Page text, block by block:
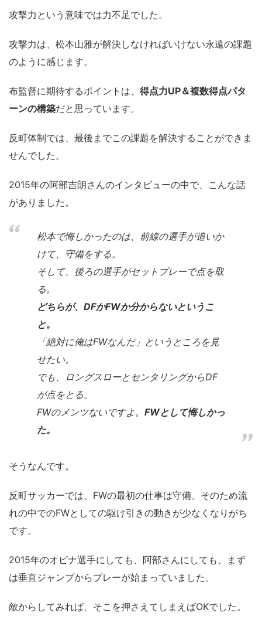
攻撃力という意味では力不足でした。
攻撃力は、松本山雅が解決しなければいけない永遠の課題
のように感じます。
布監督に期待するポイントは、 得点力UP＆複数得点パタ
ーンの構築だと思っています。
反町体制では、最後までこの課題を解決することができま
せんでした。
2015年の阿部吉朗さんのインタビューの中で、こんな話
がありました。
松本で悔しかったのは、前線の選手が追いか
けて、守備をする。
そして、後ろの選手がセットプレーで点を取
る。
どちらが、DFかFWか分からないというこ
と。
「絶対に俺はFWなんだ」というところを見
せたい。
でも、ロングスローとセンタリングからDF
が点をとる。
FWのメンツないですよ。 FWとして悔しかっ
た。
そうなんです。
反町サッカーでは、FWの最初の仕事は守備、そのため流
れの中でのFWとしての駆け引きの動きが少なくなりがち
です。
2015年のオビナ選手にしても、阿部さんにしても、まず
は垂直ジャンプからプレーが始まっていました。
敵からしてみれば、そこを押さえてしまえばOKでした。